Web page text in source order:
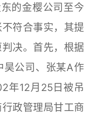
的金樱公司至今
符合事实，其提
决。首先，根据
昊公司、张某A作
年12月25日被吊
政管理局甘工商